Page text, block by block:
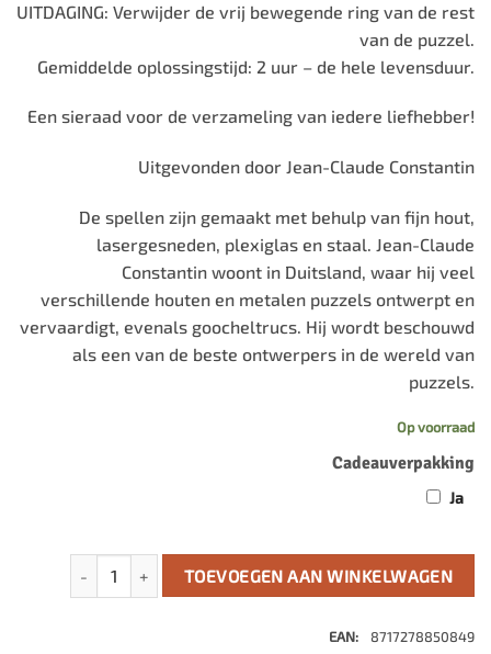
UITDAGING: Verwijder de vrij bewegende ring van de rest
van de puzzel.
Gemiddelde oplossingstijd: 2 uur – de hele levensduur.
Een sieraad voor de verzameling van iedere liefhebber!
Uitgevonden door Jean-Claude Constantin
De spellen zijn gemaakt met behulp van fijn hout,
lasergesneden, plexiglas en staal. Jean-Claude
Constantin woont in Duitsland, waar hij veel
verschillende houten en metalen puzzels ontwerpt en
vervaardigt, evenals goocheltrucs. Hij wordt beschouwd
als een van de beste ontwerpers in de wereld van
puzzels.
Op voorraad
Cadeauverpakking
Ja
Metal bike puzzle aantalTOEVOEGEN AAN WINKELWAGEN
EAN:
8717278850849